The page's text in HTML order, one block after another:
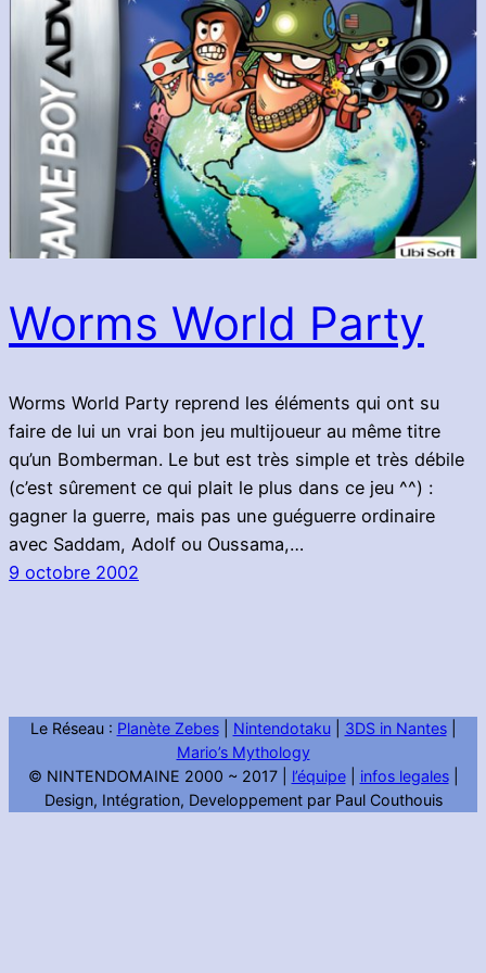
Worms World Party
Worms World Party reprend les éléments qui ont su
faire de lui un vrai bon jeu multijoueur au même titre
qu’un Bomberman. Le but est très simple et très débile
(c’est sûrement ce qui plait le plus dans ce jeu ^^) :
gagner la guerre, mais pas une guéguerre ordinaire
avec Saddam, Adolf ou Oussama,…
9 octobre 2002
Le Réseau : Planète Zebes| Nintendotaku| 3DS in Nantes|
Mario’s Mythology
© NINTENDOMAINE 2000 ~ 2017 | l’équipe| infos legales|
Design, Intégration, Developpement par Paul Couthouis